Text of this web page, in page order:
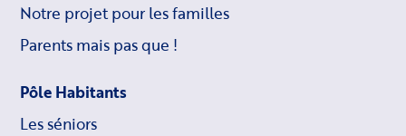
Notre projet pour les familles
Parents mais pas que !
Pôle Habitants
Les séniors